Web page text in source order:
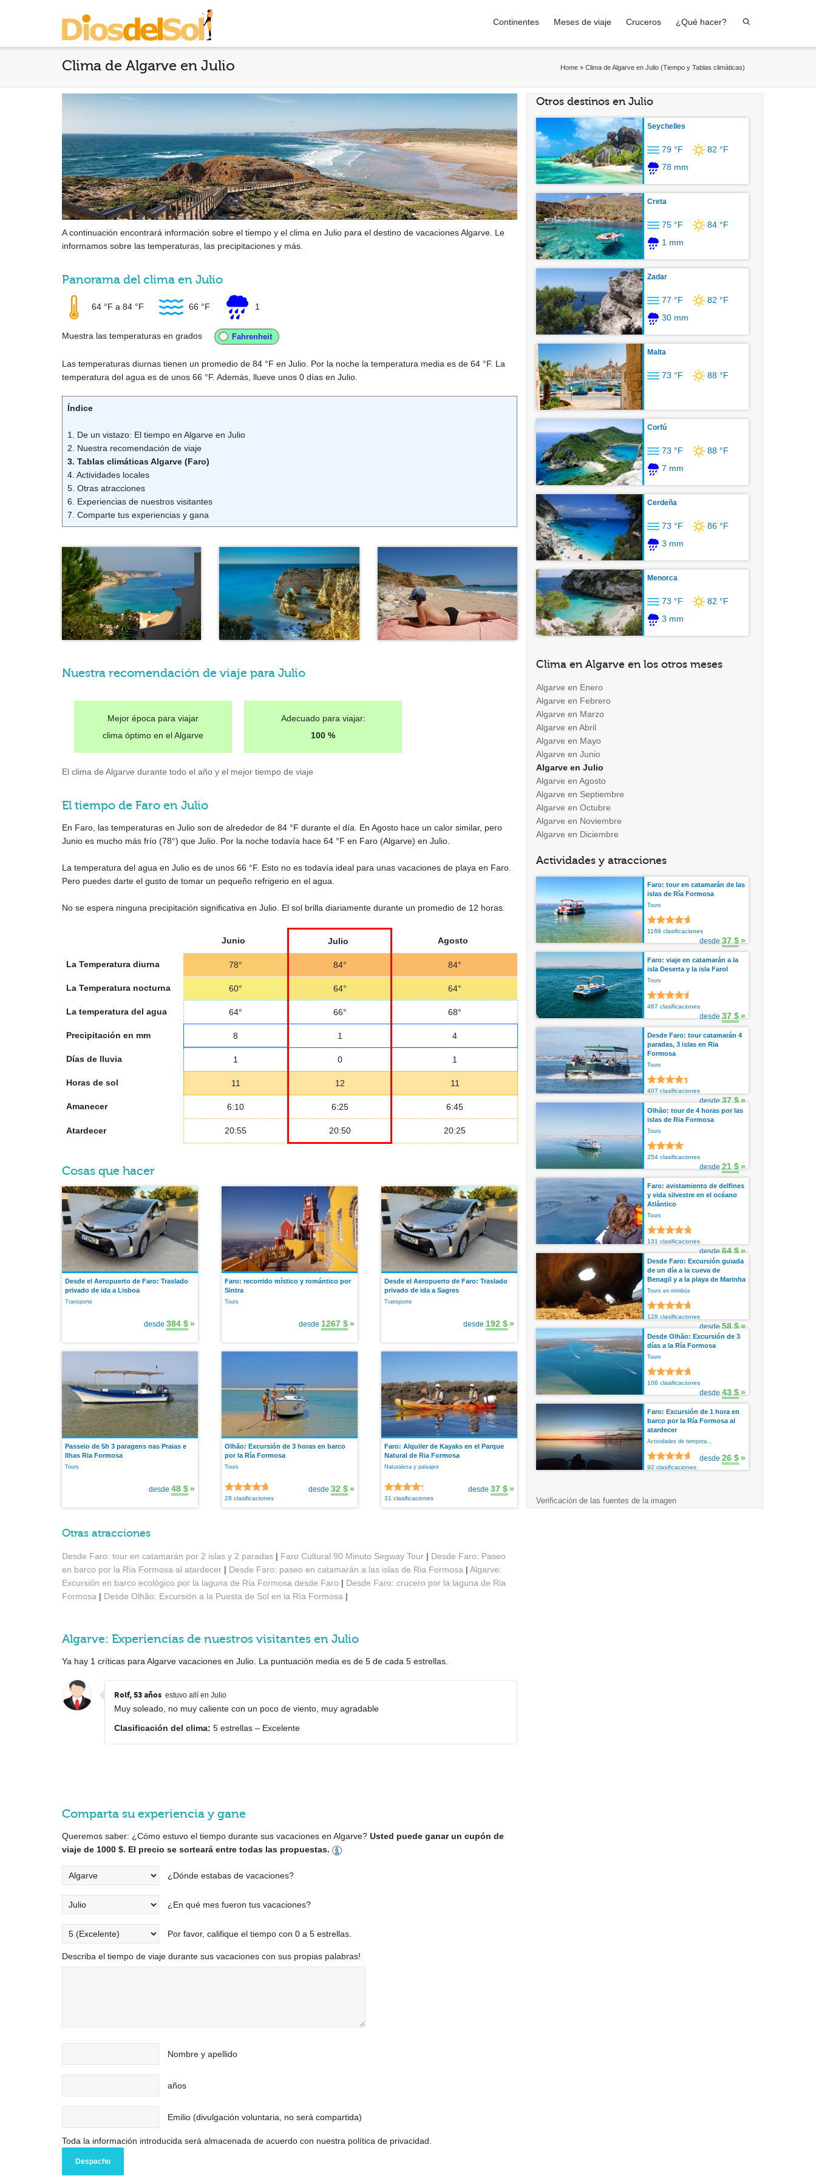
Continentes Meses de viaje Cruceros ¿Qué hacer?
Clima de Algarve en Julio Home » Clima de Algarve en Julio (Tiempo y Tablas climáticas)
A continuación encontrará información sobre el tiempo y el clima en Julio para el destino de vacaciones Algarve. Le
informamos sobre las temperaturas, las precipitaciones y más.
Panorama del clima en Julio
64 °F a 84 °F 66 °F 1
Muestra las temperaturas en grados
Las temperaturas diurnas tienen un promedio de 84 °F en Julio. Por la noche la temperatura media es de 64 °F. La
temperatura del agua es de unos 66 °F. Además, llueve unos 0 días en Julio.
Índice
1. De un vistazo: El tiempo en Algarve en Julio
2. Nuestra recomendación de viaje
3. Tablas climáticas Algarve (Faro)
4. Actividades locales
5. Otras atracciones
6. Experiencias de nuestros visitantes
7. Comparte tus experiencias y gana
Nuestra recomendación de viaje para Julio
Mejor época para viajar
clima óptimo en el Algarve
Adecuado para viajar:
100 %
El clima de Algarve durante todo el año y el mejor tiempo de viaje
El tiempo de Faro en Julio
En Faro, las temperaturas en Julio son de alrededor de 84 °F durante el día. En Agosto hace un calor similar, pero
Junio es mucho más frío (78°) que Julio. Por la noche todavía hace 64 °F en Faro (Algarve) en Julio.
La temperatura del agua en Julio es de unos 66 °F. Esto no es todavía ideal para unas vacaciones de playa en Faro.
Pero puedes darte el gusto de tomar un pequeño refrigerio en el agua.
No se espera ninguna precipitación significativa en Julio. El sol brilla diariamente durante un promedio de 12 horas.
Junio Julio Agosto
La Temperatura diurna 78° 84° 84°
La Temperatura nocturna 60° 64° 64°
La temperatura del agua 64° 66° 68°
Precipitación en mm 8 1 4
Días de lluvia 1 0 1
Horas de sol 11 12 11
Amanecer 6:10 6:25 6:45
Atardecer 20:55 20:50 20:25
Cosas que hacer
Desde el Aeropuerto de Faro: Traslado
privado de ida a Lisboa
Transporte
desde 384 $»
Faro: recorrido místico y romántico por
Sintra
Tours
desde 1267 $»
Desde el Aeropuerto de Faro: Traslado
privado de ida a Sagres
Transporte
desde 192 $»
Passeio de 5h 3 paragens nas Praias e
Ilhas Ria Formosa
Tours
desde 48 $»
Olhão: Excursión de 3 horas en barco
por la Ría Formosa
Tours
28 clasificaciones
desde 32 $»
Faro: Alquiler de Kayaks en el Parque
Natural de Ria Formosa
Naturaleza y paisajes
31 clasificaciones
desde 37 $»
Otras atracciones
Desde Faro: tour en catamarán por 2 islas y 2 paradas | Faro Cultural 90 Minuto Segway Tour | Desde Faro: Paseo
en barco por la Ría Formosa al atardecer | Desde Faro: paseo en catamarán a las islas de Ria Formosa | Algarve:
Excursión en barco ecológico por la laguna de Ria Formosa desde Faro | Desde Faro: crucero por la laguna de Ria
Formosa | Desde Olhão: Excursión a la Puesta de Sol en la Ría Formosa |
Algarve: Experiencias de nuestros visitantes en Julio
Ya hay 1 críticas para Algarve vacaciones en Julio. La puntuación media es de 5 de cada 5 estrellas.
Rolf, 53 años estuvo allí en Julio
Muy soleado, no muy caliente con un poco de viento, muy agradable
Clasificación del clima: 5 estrellas – Excelente
Comparta su experiencia y gane
Queremos saber: ¿Cómo estuvo el tiempo durante sus vacaciones en Algarve? Usted puede ganar un cupón de
viaje de 1000 $. El precio se sorteará entre todas las propuestas.
¿Dónde estabas de vacaciones?
¿En qué mes fueron tus vacaciones?
Por favor, califique el tiempo con 0 a 5 estrellas.
Describa el tiempo de viaje durante sus vacaciones con sus propias palabras!
Nombre y apellido
años
Emilio (divulgación voluntaria, no será compartida)
Toda la información introducida será almacenada de acuerdo con nuestra política de privacidad.
Otros destinos en Julio
Seychelles
79 °F
82 °F
78 mm
Creta
75 °F
84 °F
1 mm
Zadar
77 °F
82 °F
30 mm
Malta
73 °F 88 °F
Corfú
73 °F
88 °F
7 mm
Cerdeña
73 °F
86 °F
3 mm
Menorca
73 °F
82 °F
3 mm
Clima en Algarve en los otros meses
Algarve en Enero
Algarve en Febrero
Algarve en Marzo
Algarve en Abril
Algarve en Mayo
Algarve en Junio
Algarve en Julio
Algarve en Agosto
Algarve en Septiembre
Algarve en Octubre
Algarve en Noviembre
Algarve en Diciembre
Actividades y atracciones
Faro: tour en catamarán de las
islas de Ría Formosa
Tours
1169 clasificaciones
desde37 $»
Faro: viaje en catamarán a la
isla Deserta y la isla Farol
Tours
467 clasificaciones
desde37 $»
Desde Faro: tour catamarán 4
paradas, 3 islas en Ria
Formosa
Tours
407 clasificaciones
desde37 $»
Olhão: tour de 4 horas por las
islas de Ria Formosa
Tours
254 clasificaciones
desde21 $»
Faro: avistamiento de delfines
y vida silvestre en el océano
Atlántico
Tours
131 clasificaciones
desde64 $»
Desde Faro: Excursión guiada
de un día a la cueva de
Benagil y a la playa de Marinha
Tours en minibús
128 clasificaciones
desde58 $»
Desde Olhão: Excursión de 3
días a la Ría Formosa
Tours
106 clasificaciones
desde43 $»
Faro: Excursión de 1 hora en
barco por la Ría Formosa al
atardecer
Actividades de tempora…
92 clasificaciones
desde 26 $»
Verificación de las fuentes de la imagen